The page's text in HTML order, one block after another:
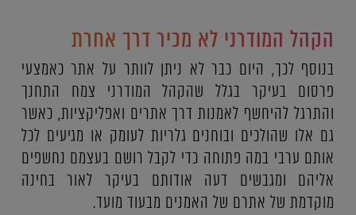
הקהל המודרני לא מכיר דרך אחרת
בנוסף לכך, היום כבר לא ניתן לוותר על אתר כאמצעי
פרסום בעיקר בגלל שהקהל המודרני צמח התחנך
והתרגל להיחשף לאמנות דרך אתרים ואפליקציות, כאשר
גם אלו שהולכים ובוחנים גלריות לעומק או מגיעים לכל
אותם ערבי במה פתוחה כדי לקבל רושם בעצמם נחשפים
אליהם ומגבשים דעה אודותם בעיקר לאור בחינה
מוקדמת של אתרם של האמנים מבעוד מועד.